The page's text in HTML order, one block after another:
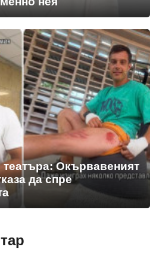
Окървавеният
да спре